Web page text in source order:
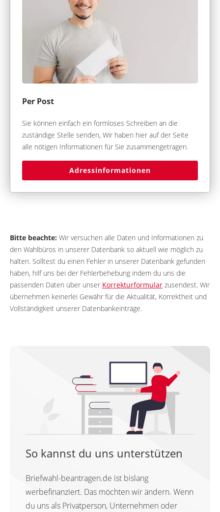
Per Post
Sie können einfach ein formloses Schreiben an die
zuständige Stelle senden, Wir haben hier auf der Seite
alle nötigen Informationen für Sie zusammengetragen.
Adressinformationen
Bitte beachte: Wir versuchen alle Daten und Informationen zu
den Wahlbüros in unserer Datenbank so aktuell wie möglich zu
halten. Solltest du einen Fehler in unserer Datenbank gefunden
haben, hilf uns bei der Fehlerbehebung indem du uns die
passenden Daten über unser Korrekturformular zusendest. Wir
übernehmen keinerlei Gewähr für die Aktualität, Korrektheit und
Vollständigkeit unserer Datenbankeinträge.
So kannst du uns unterstützen
Briefwahl-beantragen.de ist bislang
werbefinanziert. Das möchten wir ändern. Wenn
du uns als Privatperson, Unternehmen oder